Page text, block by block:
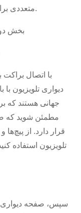
متعددی برای تطبیق با فاصله‌های مختلف پایه‌ها دارند.
بخش
با اتصال براکت
دیواری تلویزیون
جهانی هستند که
مطمئن شوید که
قرار دارد. از
تلویزیون استفاده
سپس، صفحه دیواری